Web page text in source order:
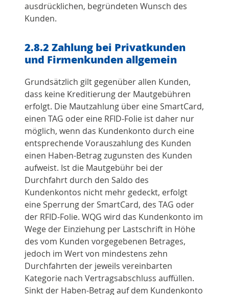
ausdrücklichen, begründeten Wunsch des
Kunden.
2.8.2 Zahlung bei Privatkunden
und Firmenkunden allgemein
Grundsätzlich gilt gegenüber allen Kunden,
dass keine Kreditierung der Mautgebühren
erfolgt. Die Mautzahlung über eine SmartCard,
einen TAG oder eine RFID-Folie ist daher nur
möglich, wenn das Kundenkonto durch eine
entsprechende Vorauszahlung des Kunden
einen Haben-Betrag zugunsten des Kunden
aufweist. Ist die Mautgebühr bei der
Durchfahrt durch den Saldo des
Kundenkontos nicht mehr gedeckt, erfolgt
eine Sperrung der SmartCard, des TAG oder
der RFID-Folie. WQG wird das Kundenkonto im
Wege der Einziehung per Lastschrift in Höhe
des vom Kunden vorgegebenen Betrages,
jedoch im Wert von mindestens zehn
Durchfahrten der jeweils vereinbarten
Kategorie nach Vertragsabschluss auffüllen.
Sinkt der Haben-Betrag auf dem Kundenkonto